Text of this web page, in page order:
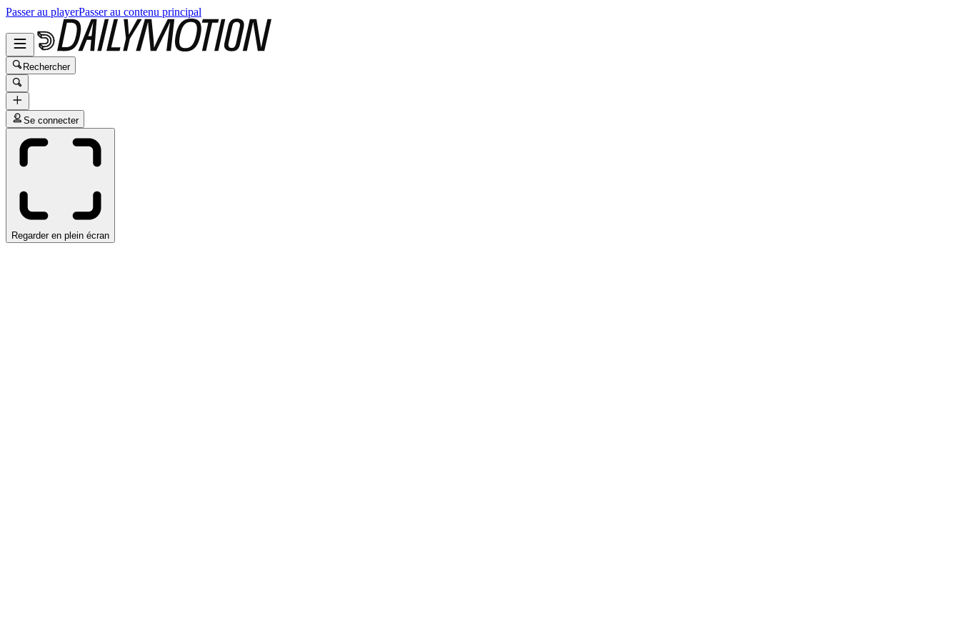
Passer au playerPasser au contenu principal
Rechercher
Se connecter
Regarder en plein écran